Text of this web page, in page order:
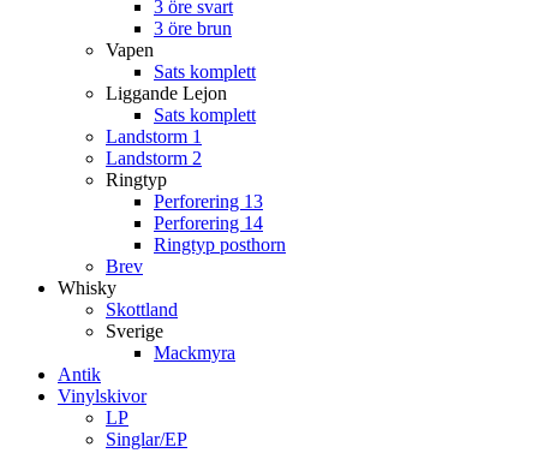
3 öre svart
3 öre brun
Vapen
Sats komplett
Liggande Lejon
Sats komplett
Landstorm 1
Landstorm 2
Ringtyp
Perforering 13
Perforering 14
Ringtyp posthorn
Brev
Whisky
Skottland
Sverige
Mackmyra
Antik
Vinylskivor
LP
Singlar/EP